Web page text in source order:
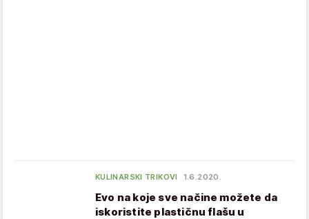
KULINARSKI TRIKOVI 1.6.2020.
Evo na koje sve načine možete da
iskoristite plastičnu flašu u